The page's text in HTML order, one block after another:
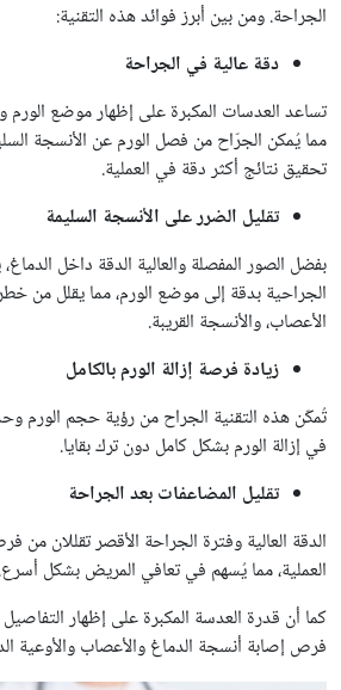
الجراحة. ومن بين أبرز فوائد هذه التقنية:
دقةعالية في الجراحة
تساعد العدسات المكبرة على إظهار موضع الورم
مما يُمكن الجرّاح من فصل الورم عن الأنسجة
تحقيق نتائج أكثر دقة في العملية.
تقليل الضررعلى الأنسجة السليمة
بفضل الصور المفصلة والعالية الدقة داخل
الجراحية بدقة إلى موضع الورم، مما يقلل من
الأعصاب، والأنسجة القريبة.
زيادة فرصة إزالة الورمبالكامل
تُمكّن هذه التقنية الجراح من رؤية حجم الورم
في إزالة الورم بشكل كامل دون ترك بقايا.
تقليل المضاعفاتبعدالجراحة
الدقة العالية وفترة الجراحة الأقصر تقللان
العملية، مما يُسهم في تعافي المريض بشكل أسرع.
كما أن قدرة العدسة المكبرة على إظهار
فرص إصابة أنسجة الدماغ والأعصاب والأوعية